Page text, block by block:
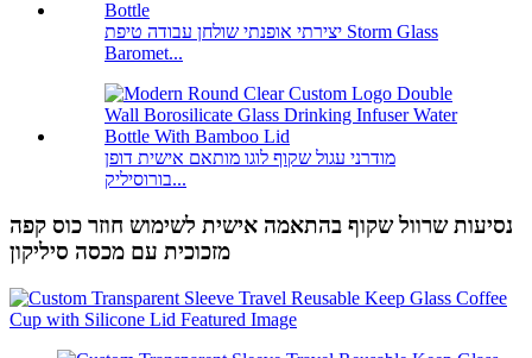
יצירתי אופנתי שולחן עבודה טיפת Storm Glass
Baromet...
מודרני עגול שקוף לוגו מותאם אישית דופן
בורוסיליק...
נסיעות שרוול שקוף בהתאמה אישית לשימוש חוזר כוס קפה
מזכוכית עם מכסה סיליקון